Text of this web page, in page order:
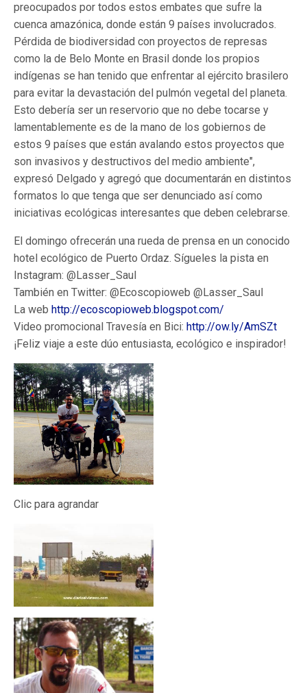
preocupados por todos estos embates que sufre la
cuenca amazónica, donde están 9 países involucrados.
Pérdida de biodiversidad con proyectos de represas
como la de Belo Monte en Brasil donde los propios
indígenas se han tenido que enfrentar al ejército brasilero
para evitar la devastación del pulmón vegetal del planeta.
Esto debería ser un reservorio que no debe tocarse y
lamentablemente es de la mano de los gobiernos de
estos 9 países que están avalando estos proyectos que
son invasivos y destructivos del medio ambiente",
expresó Delgado y agregó que documentarán en distintos
formatos lo que tenga que ser denunciado así como
iniciativas ecológicas interesantes que deben celebrarse.
El domingo ofrecerán una rueda de prensa en un conocido
hotel ecológico de Puerto Ordaz. Sígueles la pista en
Instagram: @Lasser_Saul
También en Twitter: @Ecoscopioweb @Lasser_Saul
La web http://ecoscopioweb.blogspot.com/
Video promocional Travesía en Bici: http://ow.ly/AmSZt
¡Feliz viaje a este dúo entusiasta, ecológico e inspirador!
Clic para agrandar